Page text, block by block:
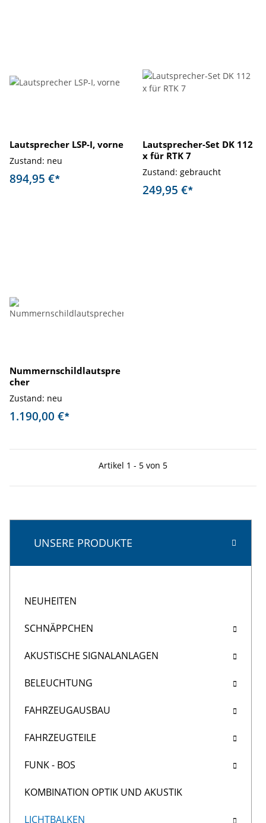
Lautsprecher LSP-I, vorne
Zustand: neu
894,95 €*
Lautsprecher-Set DK 112
x für RTK 7
Zustand: gebraucht
249,95 €*
Nummernschildlautspre
cher
Zustand: neu
1.190,00 €*
Artikel 1 - 5 von 5
UNSERE PRODUKTE
NEUHEITEN
SCHNÄPPCHEN
AKUSTISCHE SIGNALANLAGEN
BELEUCHTUNG
FAHRZEUGAUSBAU
FAHRZEUGTEILE
FUNK - BOS
KOMBINATION OPTIK UND AKUSTIK
LICHTBALKEN